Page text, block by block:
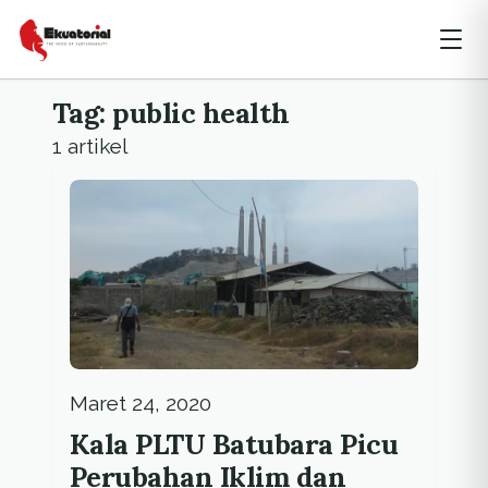
Tag: public health
1 artikel
Maret 24, 2020
Kala PLTU Batubara Picu
Perubahan Iklim dan